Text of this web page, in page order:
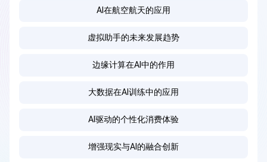
AI在航空航天的应用
虚拟助手的未来发展趋势
边缘计算在AI中的作用
大数据在AI训练中的应用
AI驱动的个性化消费体验
增强现实与AI的融合创新